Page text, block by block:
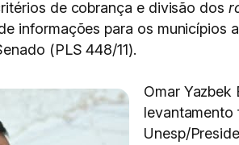
de cobrança e divisão dos
informações para os municípios
(PLS 448/11).
Omar
Unesp/